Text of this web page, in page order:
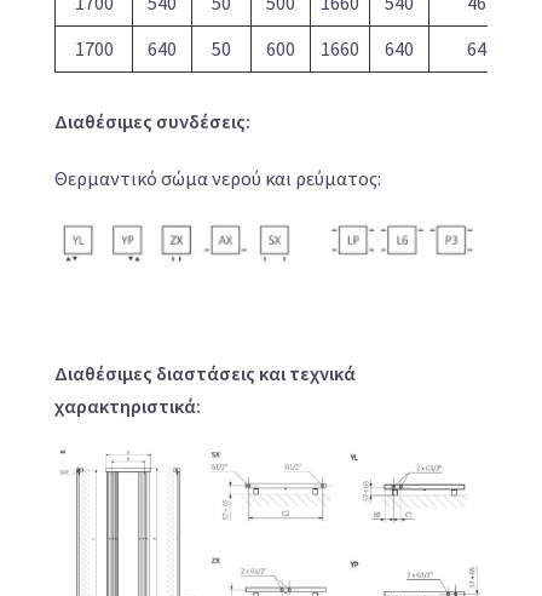
1700
640 50 600 1660 640 648
Διαθέσιμες συνδέσεις:
Θερμαντικό σώμα νερού και ρεύματος:
Διαθέσιμες διαστάσεις και τεχνικά
χαρακτηριστικά: